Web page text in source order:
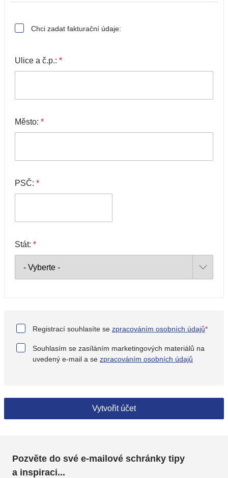
Chci zadat fakturační údaje:
Ulice a č.p.: *
Město: *
PSČ: *
Stát: *
Registrací souhlasíte se zpracováním osobních údajů*
Souhlasím se zasíláním marketingových materiálů na
uvedený e-mail a se zpracováním osobních údajů
Vytvořit účet
Pozvěte do své e-mailové schránky tipy
a inspiraci...